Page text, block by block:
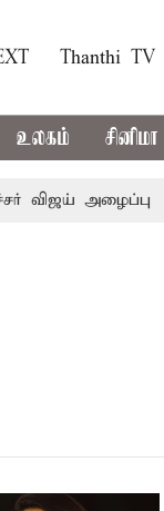
Thanthi TV
உலகம் சினிமா
அழைப்பு